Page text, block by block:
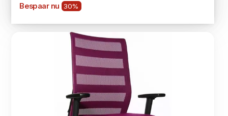
Bespaar nu 30%